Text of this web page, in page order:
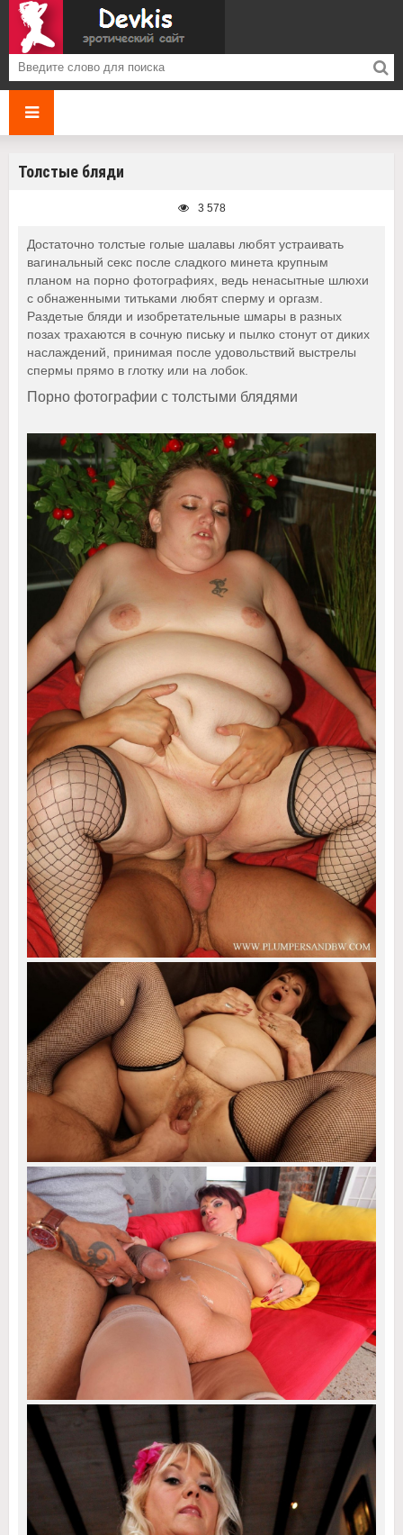
Толстые бляди
3 578
Достаточно толстые голые шалавы любят устраивать
вагинальный секс после сладкого минета крупным
планом на порно фотографиях, ведь ненасытные шлюхи
с обнаженными титьками любят сперму и оргазм.
Раздетые бляди и изобретательные шмары в разных
позах трахаются в сочную письку и пылко стонут от диких
наслаждений, принимая после удовольствий выстрелы
спермы прямо в глотку или на лобок.
Порно фотографии с толстыми блядями